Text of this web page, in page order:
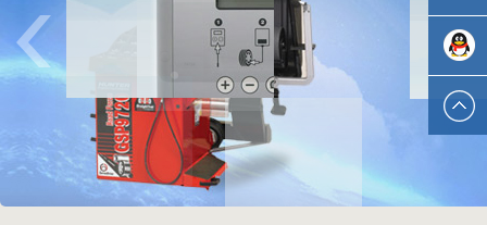
联系我
在线咨